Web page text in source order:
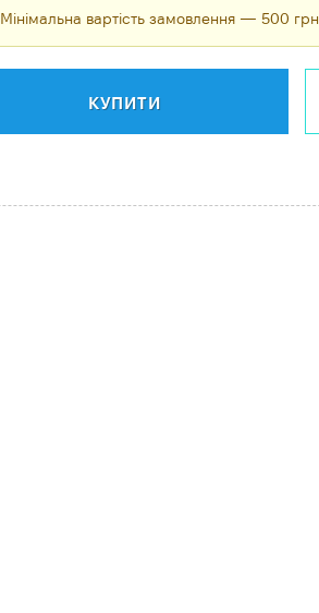
Мінімальна вартість замовлення — 500 грн
КУПИТИ